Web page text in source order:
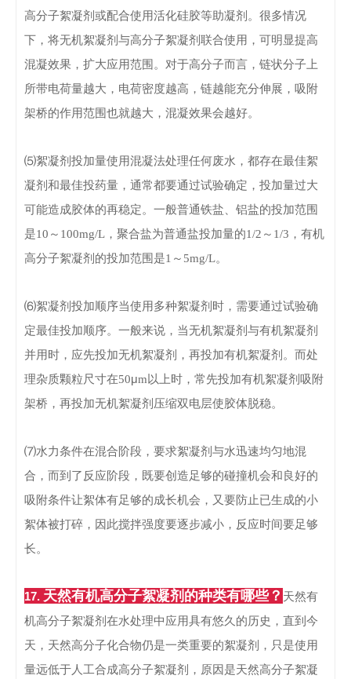
高分子絮凝剂或配合使用活化硅胶等助凝剂。 很多情况
下，将无机絮凝剂与高分子絮凝剂联合使用，可明显提高
混凝效果，扩大应用范围。 对于高分子而言，链状分子上
所带电荷量越大，电荷密度越高，链越能充分伸展，吸附
架桥的作用范围也就越大，混凝效果会越好。
⑸絮凝剂投加量使用混凝法处理任何废水，都存在最佳絮
凝剂和最佳投药量，通常都要通过试验确定，投加量过大
可能造成胶体的再稳定。 一般普通铁盐、铝盐的投加范围
是10～100mg/L，聚合盐为普通盐投加量的1/2～1/3，有机
高分子絮凝剂的投加范围是1～5mg/L。
⑹絮凝剂投加顺序当使用多种絮凝剂时，需要通过试验确
定最佳投加顺序。一般来说，当无机絮凝剂与有机絮凝剂
并用时，应先投加无机絮凝剂，再投加有机絮凝剂。而处
理杂质颗粒尺寸在50μm 以上时，常先投加有机絮凝剂吸附
架桥，再投加无机絮凝剂压缩双电层使胶体脱稳。
⑺水力条件在混合阶段，要求絮凝剂与水迅速均匀地混
合，而到了反应阶段，既要创造足够的碰撞机会和良好的
吸附条件让絮体有足够的成长机会，又要防止已生成的小
絮体被打碎，因此搅拌强度要逐步减小，反应时间要足够
长。
17. 天然有机高分子絮凝剂的种类有哪些？ 天然有
机高分子絮凝剂在水处理中应用具有悠久的历史，直到今
天，天然高分子化合物仍是一类重要的絮凝剂，只是使用
量远低于人工合成高分子絮凝剂，原因是天然高分子絮凝